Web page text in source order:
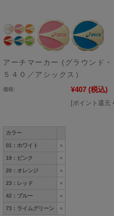
アーチマーカー (グラウンド・
５４０／アシックス）
価格: ¥407 (税込)
[ポイント還元
カラー
01：ホワイト ×
19：ピンク ×
20：オレンジ ×
23：レッド ×
42：ブルー ×
73：ライムグリーン ×